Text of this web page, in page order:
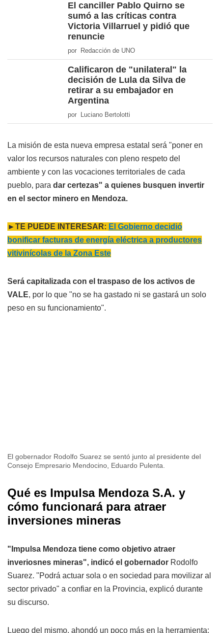
El canciller Pablo Quirno se
sumó a las críticas contra
Victoria Villarruel y pidió que
renuncie
por Redacción de UNO
Calificaron de "unilateral" la
decisión de Lula da Silva de
retirar a su embajador en
Argentina
por Luciano Bertolotti
La misión de esta nueva empresa estatal será "poner en
valor los recursos naturales con pleno respeto del
ambiente y con las vocaciones territoriales de cada
pueblo, para dar certezas" a quienes busquen invertir
en el sector minero en Mendoza.
►TE PUEDE INTERESAR: El Gobierno decidió
bonificar facturas de energía eléctrica a productores
vitivinícolas de la Zona Este
Será capitalizada con el traspaso de los activos de
VALE, por lo que "no se ha gastado ni se gastará un solo
peso en su funcionamiento".
El gobernador Rodolfo Suarez se sentó junto al presidente del
Consejo Empresario Mendocino, Eduardo Pulenta.
Qué es Impulsa Mendoza S.A. y
cómo funcionará para atraer
inversiones mineras
"Impulsa Mendoza tiene como objetivo atraer
inveriosnes mineras", indicó el gobernador Rodolfo
Suarez. "Podrá actuar sola o en sociedad para movilizar al
sector privado" a confiar en la Provincia, explicó durante
su discurso.
Luego del mismo, ahondó un poco más en la herramienta: